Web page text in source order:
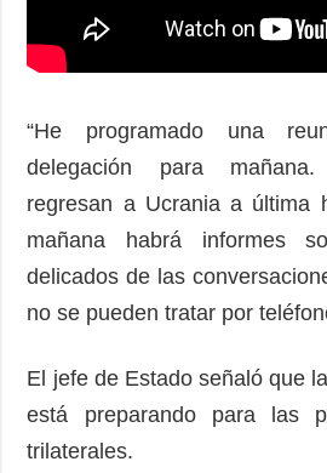
“He programado una
delegación para
regresan a Ucrania a última
mañana habrá informes
delicados de las
no se pueden tratar por
El jefe de Estado señaló que
está preparando para las
trilaterales.